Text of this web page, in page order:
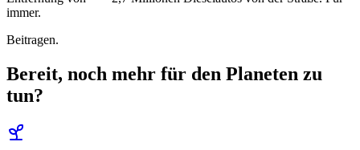
immer.
Beitragen.
Bereit, noch mehr für den Planeten zu
tun?